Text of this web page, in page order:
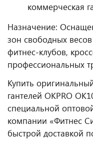
коммерческая
Назначение:
зон свободных
фитнес-клубов,
профессиональных
Купить
гантелей OKPRO
специальной
компании «Фитнес
быстрой доставкой